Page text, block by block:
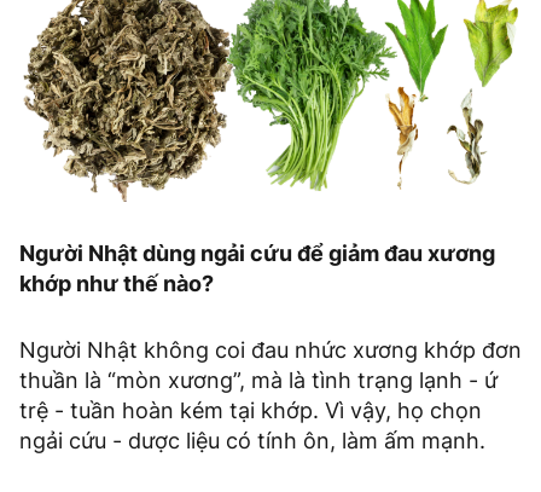
Người Nhật dùng ngải cứu để giảm đau xương
khớp như thế nào?
Người Nhật không coi đau nhức xương khớp đơn
thuần là “mòn xương”, mà là tình trạng lạnh - ứ
trệ - tuần hoàn kém tại khớp. Vì vậy, họ chọn
ngải cứu - dược liệu có tính ôn, làm ấm mạnh.